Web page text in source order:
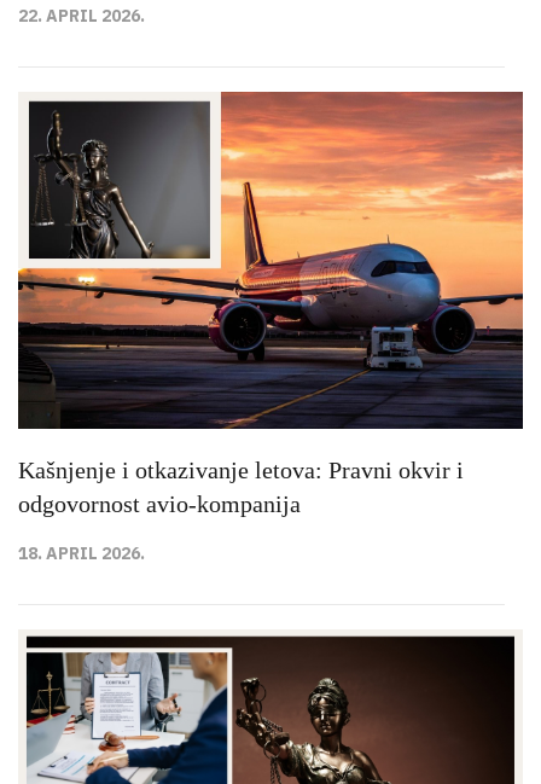
22. APRIL 2026.
Kašnjenje i otkazivanje letova: Pravni okvir i
odgovornost avio-kompanija
18. APRIL 2026.